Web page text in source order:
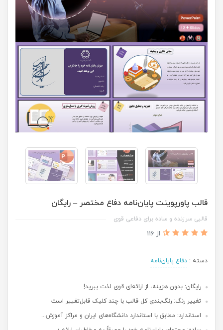
قالب پاورپوینت پایان‌نامه دفاع مختصر – رایگان
قالبی سرزنده و ساده برای دفاعی قوی
از 116
دسته : دفاع پایان‌نامه
رایگان: بدون هزینه، از ارائه‌ای قوی لذت ببرید!
تغییر رنگ: رنگ‌بندی کل قالب با چند کلیک قابل‌تغییر است
استاندارد: مطابق با استاندارد دانشگاه‌های ایران و مراکز آموزش...